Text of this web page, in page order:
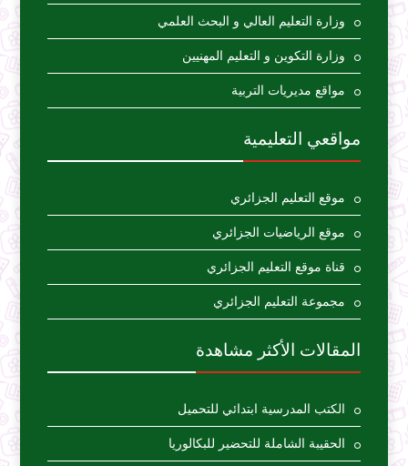
وزارة التعليم العالي و البحث العلمي
وزارة التكوين و التعليم المهنيين
مواقع مديريات التربية
مواقعي التعليمية
موقع التعليم الجزائري
موقع الرياضيات الجزائري
قناة موقع التعليم الجزائري
مجموعة التعليم الجزائري
المقالات الأكثر مشاهدة
الكتب المدرسية ابتدائي للتحميل
الحقيبة الشاملة للتحضير للبكالوريا